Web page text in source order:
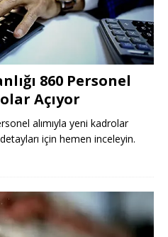
860 Personel
Açıyor
alımıyla yeni kadrolar
için hemen inceleyin.